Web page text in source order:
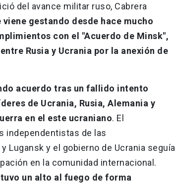
del avance militar ruso, Cabrera
gestando desde hace mucho
con el "Acuerdo de Minsk",
Rusia y Ucrania por la anexión de
acuerdo tras un fallido intento
de Ucrania, Rusia, Alemania y
en el este ucraniano. El
independentistas de las
Lugansk y el gobierno de Ucrania seguía
en la comunidad internacional.
un alto al fuego de forma